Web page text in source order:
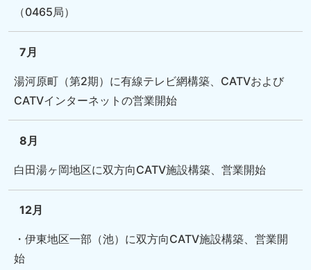
（0465局）
7月
湯河原町（第2期）に有線テレビ網構築、CATVおよび
CATVインターネットの営業開始
8月
白田湯ヶ岡地区に双方向CATV施設構築、営業開始
12月
・伊東地区一部（池）に双方向CATV施設構築、営業開
始